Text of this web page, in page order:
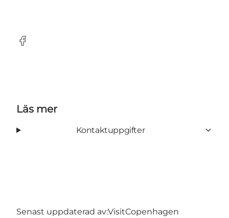
Facebook
Läs mer
Kontaktuppgifter
Senast uppdaterad av:VisitCopenhagen